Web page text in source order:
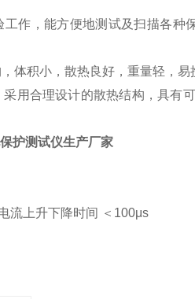
作，能方便地测试及扫描各
体积小，散热良好，重量轻，易
用合理设计的散热结构，具有
护测试仪生产厂家
流上升下降时间 ＜100μs